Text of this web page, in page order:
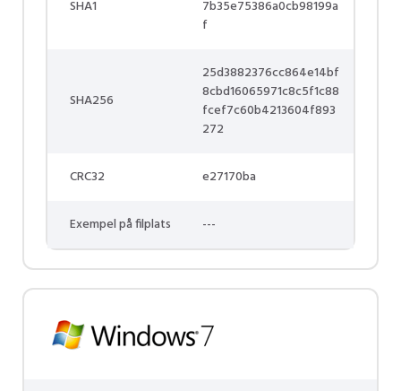
SHA1
7b35e75386a0cb98199a
f
SHA256
25d3882376cc864e14bf
8cbd16065971c8c5f1c88
fcef7c60b4213604f893
272
CRC32 e27170ba
Exempel på filplats ---